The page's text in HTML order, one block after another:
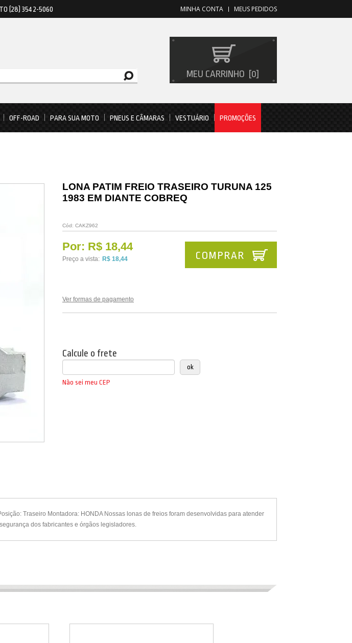
(28) 3542-5060 MEUS PEDIDOS
MINHA CONTA
MEU CARRINHO 0
OFF-ROAD PARA SUA MOTO PNEUS E CÂMARAS VESTUÁRIO PROMOÇÕES
LONA PATIM FREIO TRASEIRO TURUNA 125
1983 EM DIANTE COBREQ
Cód: CAKZ962
Por: R$ 18,44
Preço a vista: R$ 18,44
Ver formas de pagamento
COMPRAR
Calcule o frete
Não sei meu CEP
Traseiro Montadora: HONDA Nossas lonas de freios foram desenvolvidas para atender
dos fabricantes e órgãos legisladores.